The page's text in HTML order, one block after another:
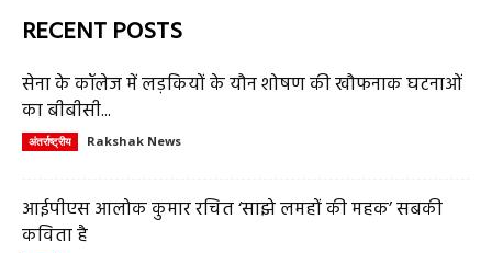
RECENT POSTS
सेना के कॉलेज में लड़कियों के यौन शोषण की खौफनाक घटनाओं
का बीबीसी...
अंतर्राष्ट्रीय Rakshak News
आईपीएस आलोक कुमार रचित ‘साझे लमहों की महक’ सबकी
कविता है